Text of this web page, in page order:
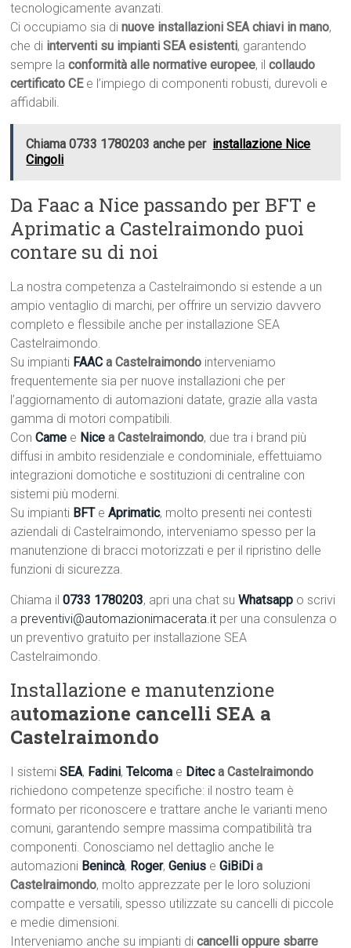
tecnologicamente avanzati.
Ci occupiamo sia dinuove installazioni SEA chiavi in mano,
che di interventi su impianti SEA esistenti, garantendo
sempre laconformità alle normative europee, ilcollaudo
certificato CEe l’impiego di componenti robusti, durevoli e
affidabili.
Chiama 0733 1780203 anche per installazione Nice
Cingoli
Da Faac a Nice passando per BFT e
Aprimatic a Castelraimondo puoi
contare su di noi
La nostra competenza a Castelraimondo si estende a un
ampio ventaglio di marchi, per offrire un servizio davvero
completo e flessibile anche per installazione SEA
Castelraimondo.
Su impianti FAAC a Castelraimondo interveniamo
frequentemente sia per nuove installazioni che per
l’aggiornamento di automazioni datate, grazie alla vasta
gamma di motori compatibili.
ConCame e Nice a Castelraimondo, due tra i brand più
diffusi in ambito residenziale e condominiale, effettuiamo
integrazioni domotiche e sostituzioni di centraline con
sistemi più moderni.
Su impianti BFT eAprimatic, molto presenti nei contesti
aziendali di Castelraimondo, interveniamo spesso per la
manutenzione di bracci motorizzati e per il ripristino delle
funzioni di sicurezza.
Chiama il0733 1780203, apri una chat suWhatsapp o scrivi
a preventivi@automazionimacerata.it per una consulenza o
un preventivo gratuito per installazione SEA
Castelraimondo.
Installazione e manutenzione
automazione cancelli SEA a
Castelraimondo
I sistemiSEA, Fadini,Telcoma e Diteca Castelraimondo
richiedono competenze specifiche: il nostro team è
formato per riconoscere e trattare anche le varianti meno
comuni, garantendo sempre massima compatibilità tra
componenti. Conosciamo nel dettaglio anche le
automazioni Benincà, Roger,Genius eGiBiDi a
Castelraimondo, molto apprezzate per le loro soluzioni
compatte e versatili, spesso utilizzate su cancelli di piccole
e medie dimensioni.
Interveniamo anche su impianti dicancelli oppure sbarre